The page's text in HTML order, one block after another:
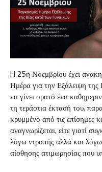
H 25η Νοεμβρίου έχει
Ημέρα για την Εξάλειψη
να γίνει ορατό ένα
τη τεράστια έκτασή του,
κρυμμένο από τις επίσημες
αναγνωρίζεται, είτε γιατί
λόγω ντροπής αλλά και
αίσθησης ατιμωρησίας που